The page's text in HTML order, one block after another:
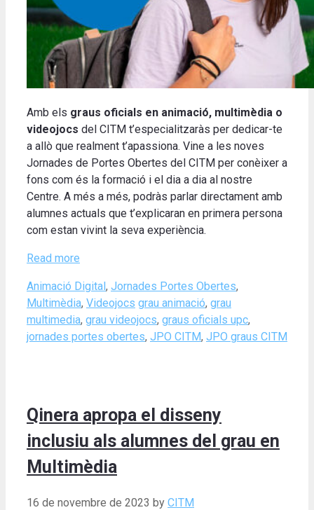
Amb els graus oficials en animació, multimèdia o
videojocs del CITM t’especialitzaràs per dedicar-te
a allò que realment t’apassiona. Vine a les noves
Jornades de Portes Obertes del CITM per conèixer a
fons com és la formació i el dia a dia al nostre
Centre. A més a més, podràs parlar directament amb
alumnes actuals que t’explicaran en primera persona
com estan vivint la seva experiència.
Read more
Categories
Animació Digital , Jornades Portes Obertes,
Multimèdia, Videojocs Tags
grau animació, grau
multimedia, grau videojocs, graus oficials upc,
jornades portes obertes, JPO CITM, JPO graus CITM
Qinera apropa el disseny
inclusiu als alumnes del grau en
Multimèdia
16 de novembre de 2023 by CITM